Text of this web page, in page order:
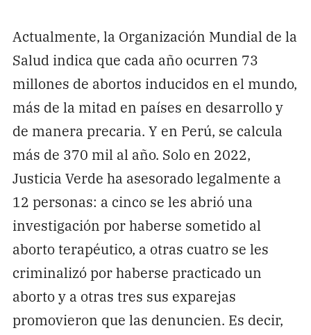
Actualmente, la Organización Mundial de la
Salud indica que cada año ocurren 73
millones de abortos inducidos en el mundo,
más de la mitad en países en desarrollo y
de manera precaria. Y en Perú, se calcula
más de 370 mil al año. Solo en 2022,
Justicia Verde ha asesorado legalmente a
12 personas: a cinco se les abrió una
investigación por haberse sometido al
aborto terapéutico, a otras cuatro se les
criminalizó por haberse practicado un
aborto y a otras tres sus exparejas
promovieron que las denuncien. Es decir,